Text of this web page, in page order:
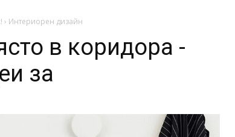
› Интериорен дизайн
в коридора -
за